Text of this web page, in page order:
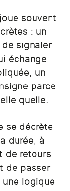
souvent
: un
signaler
échange
un
parce
quelle.
se décrète
durée, à
de retours
de passer
une logique